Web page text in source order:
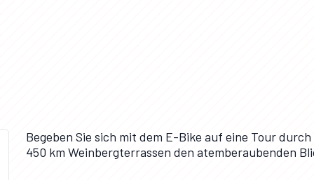
Begeben Sie sich mit dem E-Bike auf eine Tour
450 km Weinbergterrassen den atemberaubenden